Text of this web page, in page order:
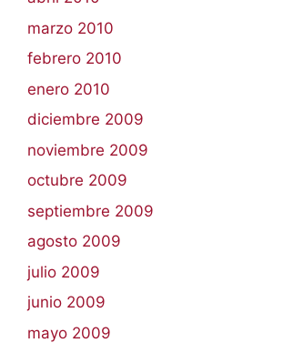
marzo 2010
febrero 2010
enero 2010
diciembre 2009
noviembre 2009
octubre 2009
septiembre 2009
agosto 2009
julio 2009
junio 2009
mayo 2009